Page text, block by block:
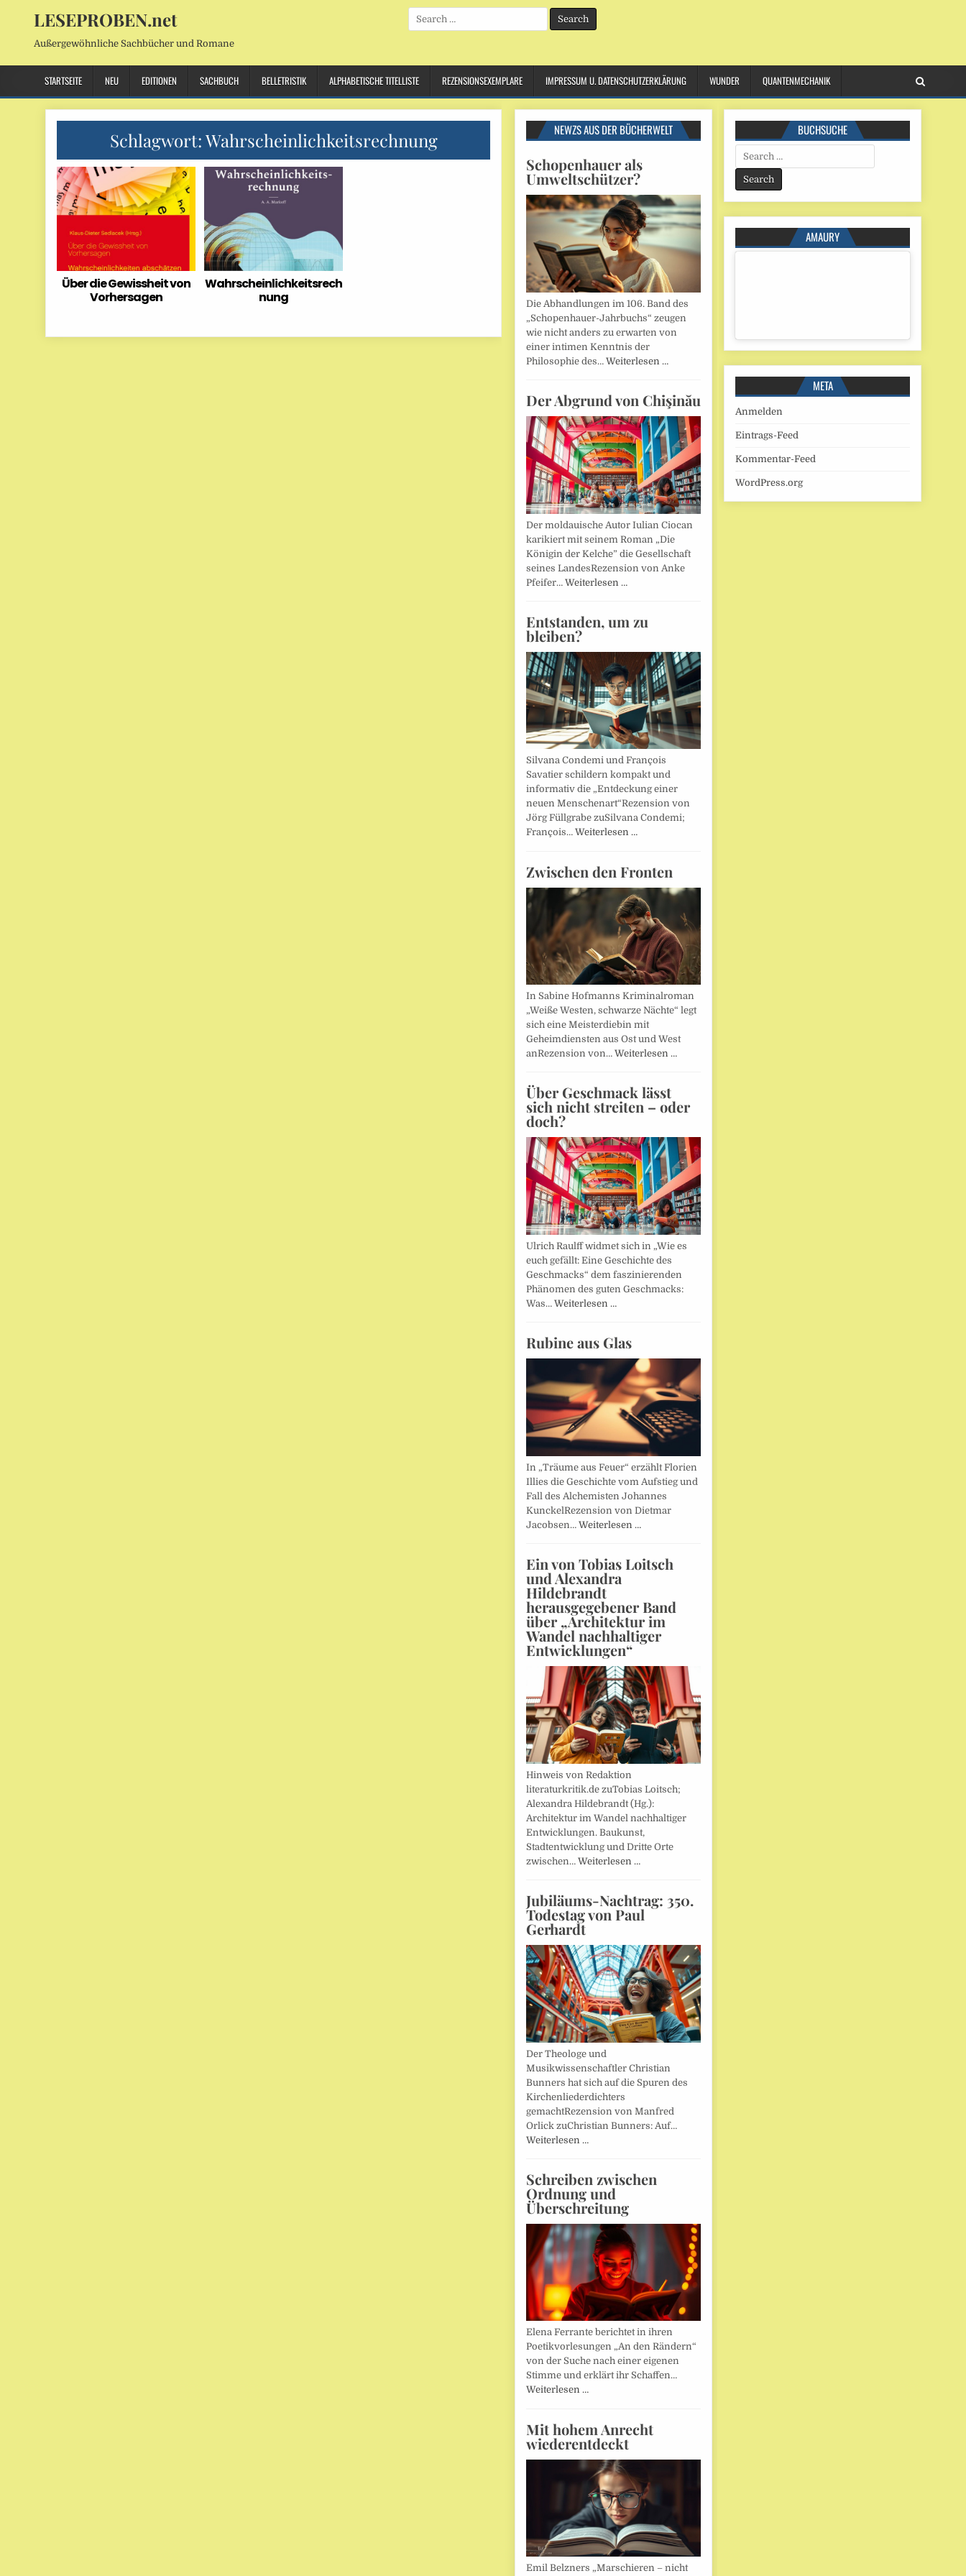
LESEPROBEN.net
Außergewöhnliche Sachbücher und Romane
Search
for:
STARTSEITE NEU EDITIONEN SACHBUCH BELLETRISTIK ALPHABETISCHE TITELLISTE REZENSIONSEXEMPLARE IMPRESSUM U. DATENSCHUTZERKLÄRUNG WUNDER QUANTENMECHANIK
Schlagwort:Wahrscheinlichkeitsrechnung
Über die Gewissheit von
Vorhersagen
Wahrscheinlichkeitsrech
nung
NEWZS AUS DER BÜCHERWELT
Schopenhauer als
Umweltschützer?
Die Abhandlungen im 106. Band des
„Schopenhauer-Jahrbuchs“ zeugen
wie nicht anders zu erwarten von
einer intimen Kenntnis der
Philosophie des… Weiterlesen …
Der Abgrund von Chişinău
Der moldauische Autor Iulian Ciocan
karikiert mit seinem Roman „Die
Königin der Kelche” die Gesellschaft
seines LandesRezension von Anke
Pfeifer… Weiterlesen …
Entstanden, um zu
bleiben?
Silvana Condemi und François
Savatier schildern kompakt und
informativ die „Entdeckung einer
neuen Menschenart“Rezension von
Jörg Füllgrabe zuSilvana Condemi;
François… Weiterlesen …
Zwischen den Fronten
In Sabine Hofmanns Kriminalroman
„Weiße Westen, schwarze Nächte“ legt
sich eine Meisterdiebin mit
Geheimdiensten aus Ost und West
anRezension von… Weiterlesen …
Über Geschmack lässt
sich nicht streiten – oder
doch?
Ulrich Raulff widmet sich in „Wie es
euch gefällt: Eine Geschichte des
Geschmacks“ dem faszinierenden
Phänomen des guten Geschmacks:
Was… Weiterlesen …
Rubine aus Glas
In „Träume aus Feuer“ erzählt Florien
Illies die Geschichte vom Aufstieg und
Fall des Alchemisten Johannes
KunckelRezension von Dietmar
Jacobsen… Weiterlesen …
Ein von Tobias Loitsch
und Alexandra
Hildebrandt
herausgegebener Band
über „Architektur im
Wandel nachhaltiger
Entwicklungen“
Hinweis von Redaktion
literaturkritik.de zuTobias Loitsch;
Alexandra Hildebrandt (Hg.):
Architektur im Wandel nachhaltiger
Entwicklungen. Baukunst,
Stadtentwicklung und Dritte Orte
zwischen… Weiterlesen …
Jubiläums-Nachtrag: 350.
Todestag von Paul
Gerhardt
Der Theologe und
Musikwissenschaftler Christian
Bunners hat sich auf die Spuren des
Kirchenliederdichters
gemachtRezension von Manfred
Orlick zuChristian Bunners: Auf…
Weiterlesen …
Schreiben zwischen
Ordnung und
Überschreitung
Elena Ferrante berichtet in ihren
Poetikvorlesungen „An den Rändern“
von der Suche nach einer eigenen
Stimme und erklärt ihr Schaffen…
Weiterlesen …
Mit hohem Anrecht
wiederentdeckt
Emil Belzners „Marschieren – nicht
BUCHSUCHE
Search
for:
AMAURY
META
Anmelden
Eintrags-Feed
Kommentar-Feed
WordPress.org